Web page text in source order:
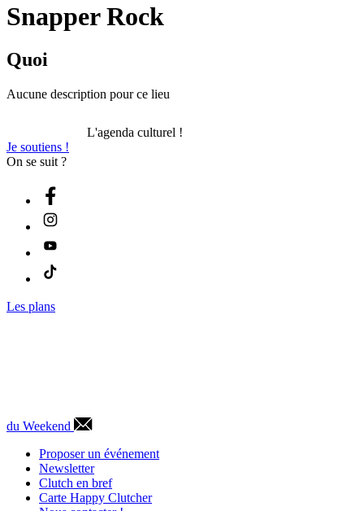
Snapper Rock
Quoi
Aucune description pour ce lieu
L'agenda culturel !
Je soutiens !
On se suit ?
Les plans
du Weekend
Proposer un événement
Newsletter
Clutch en bref
Carte Happy Clutcher